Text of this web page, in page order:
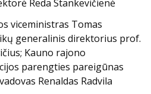
Reda Stankevičienė
viceministras Tomas
generalinis direktorius prof.
Kauno rajono
parengties pareigūnas
Renaldas Radvila